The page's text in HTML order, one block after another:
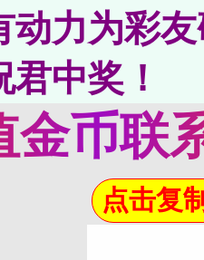
动力为彩
中奖！
金币联
点击复